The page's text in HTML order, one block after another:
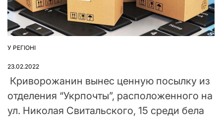
ОПУБЛІКУВАТИ
У РЕГІОНІ
23.02.2022
Криворожанин вынес ценную посылку из
отделения “Укрпочты”, расположенного на
ул. Николая Свитальского, 15 среди бела